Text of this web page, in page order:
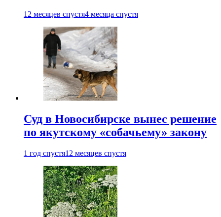
12 месяцев спустя4 месяца спустя
Суд в Новосибирске вынес решение
по якутскому «собачьему» закону
1 год спустя12 месяцев спустя